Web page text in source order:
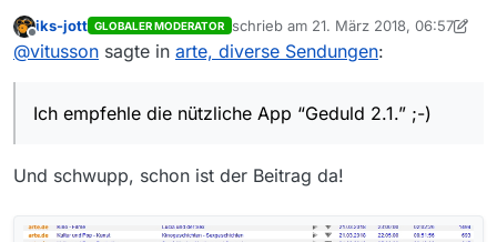
22.
Ich empfehle die nützliche App “Geduld 2.1.” ;-)
Offline
iks-jott GLOBALER MODERATOR schrieb am 21. März 2018, 06:57
zuletzt editiert von iks-jott
@vitusson sagte in arte, diverse Sendungen:
Ich empfehle die nützliche App “Geduld 2.1.” ;-)
Und schwupp, schon ist der Beitrag da!